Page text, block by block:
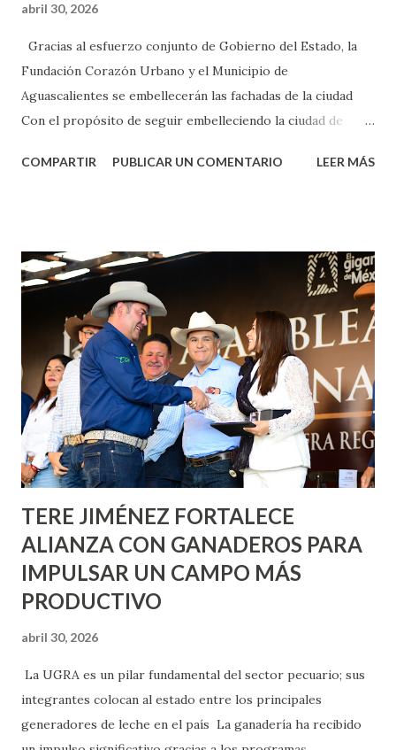
abril 30, 2026
Gracias al esfuerzo conjunto de Gobierno del Estado, la
Fundación Corazón Urbano y el Municipio de
Aguascalientes se embellecerán las fachadas de la ciudad
Con el propósito de seguir embelleciendo la ciudad de
municipal, Leo Montañez dio inicio al programa
Corazón Urbano y el Municipio capital. Leo Montañez
informó que en este programa se usarán cerca de 90 mil
metros cuadrados de pintura, para dar inicio en la calle
Nieto, entre Jesús F. Elizondo y la calle 22 de Octubre, con
lo que se aplicará pintura en 66 casas. Posteriormente se
llevará este programa a Villas de Nuestra Señora de la
Asunción, Avenida Alameda y Decreto 27 de Septiembre, en
los edificios FOVISSSTE Ojo de Agua, en la comunidad
Norias de Paso Hondo y en los edificios de...
COMPARTIR PUBLICAR UN COMENTARIO LEER MÁS
TERE JIMÉNEZ FORTALECE
ALIANZA CON GANADEROS PARA
IMPULSAR UN CAMPO MÁS
PRODUCTIVO
abril 30, 2026
La UGRA es un pilar fundamental del sector pecuario; sus
integrantes colocan al estado entre los principales
generadores de leche en el país La ganadería ha recibido